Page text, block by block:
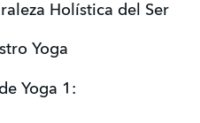
Holística del Ser
Yoga
Yoga 1: